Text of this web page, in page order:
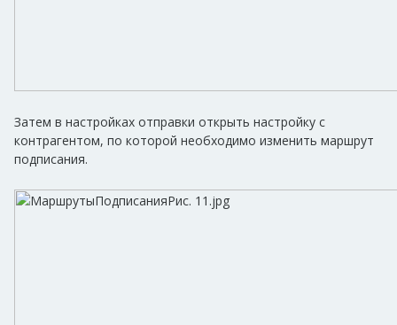
Затем в настройках отправки открыть настройку с
контрагентом, по которой необходимо изменить маршрут
подписания.